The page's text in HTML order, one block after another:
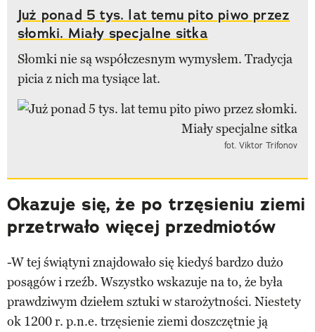
Już ponad 5 tys. lat temu pito piwo przez
słomki. Miały specjalne sitka
Słomki nie są współczesnym wymysłem. Tradycja
picia z nich ma tysiące lat.
fot. Viktor Trifonov
Okazuje się, że po trzęsieniu ziemi
przetrwało więcej przedmiotów
-W tej świątyni znajdowało się kiedyś bardzo dużo
posągów i rzeźb. Wszystko wskazuje na to, że była
prawdziwym dziełem sztuki w starożytności. Niestety
ok 1200 r. p.n.e. trzęsienie ziemi doszczętnie ją